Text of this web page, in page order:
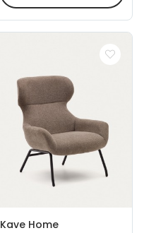
Kave Home